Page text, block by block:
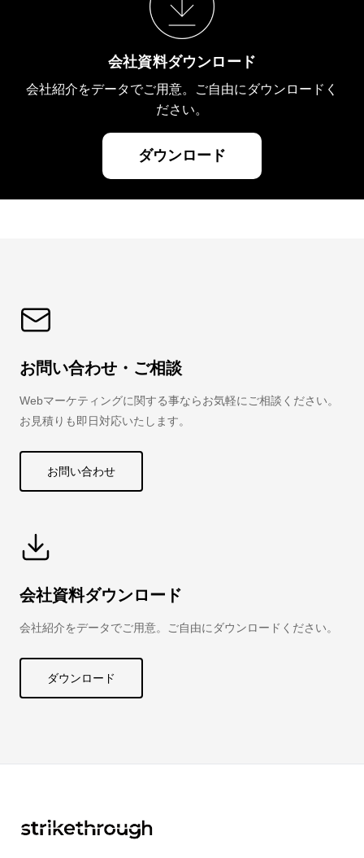
会社資料ダウンロード
会社紹介をデータでご用意。ご自由にダウンロードく
ださい。
ダウンロード
お問い合わせ・ご相談
Webマーケティングに関する事ならお気軽にご相談ください。
お見積りも即日対応いたします。
お問い合わせ
会社資料ダウンロード
会社紹介をデータでご用意。ご自由にダウンロードください。
ダウンロード